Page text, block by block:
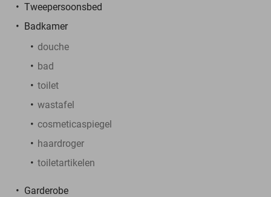
Tweepersoonsbed
Badkamer
douche
bad
toilet
wastafel
cosmeticaspiegel
haardroger
toiletartikelen
Garderobe